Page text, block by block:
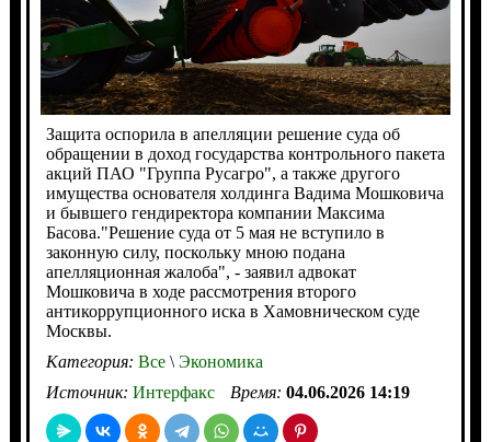
Защита оспорила в апелляции решение суда об
обращении в доход государства контрольного пакета
акций ПАО "Группа Русагро", а также другого
имущества основателя холдинга Вадима Мошковича
и бывшего гендиректора компании Максима
Басова."Решение суда от 5 мая не вступило в
законную силу, поскольку мною подана
апелляционная жалоба", - заявил адвокат
Мошковича в ходе рассмотрения второго
антикоррупционного иска в Хамовническом суде
Москвы.
Категория: Все\Экономика
Источник: Интерфакс Время: 04.06.2026 14:19